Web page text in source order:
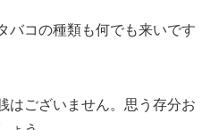
バコの種類も何でも来いです
はございません。思う存分お